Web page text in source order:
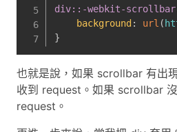
div::-webkit-
background : url (
}
也就是說，如果 scrollbar 有出
收到 request。如果 scrollbar
request。